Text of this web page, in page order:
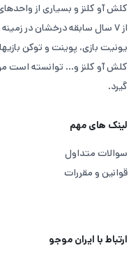
کلش آو کلنز و بسیاری از
از ۷ سال سابقه درخشان در
یونیت بازی، پوینت و توکن
کلش آو کلنز و... توانسته است
گیرد.
لینک های مهم
سوالات متداول
قوانین و مقررات
ارتباط با ایران موجو